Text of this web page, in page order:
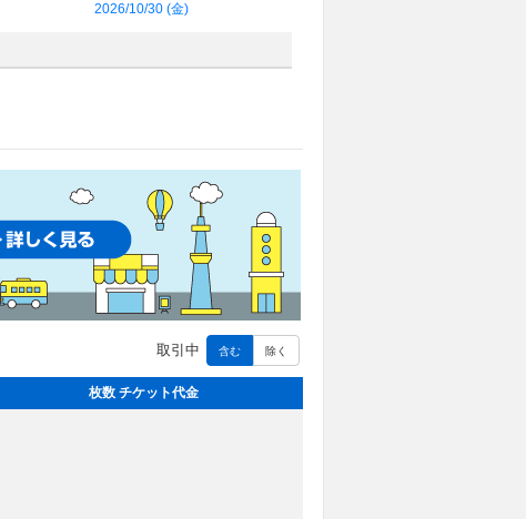
2026/10/30 (金)
取引中 含む 除く
枚数 チケット代金